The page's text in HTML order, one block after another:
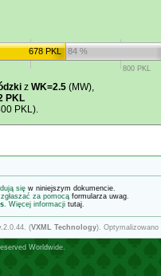
800 PKL
678 PKL 84 %
z WK=2.5(MW),
PKL
PKL).
się w niniejszym dokumencie.
za pomocą formularza uwag.
. Więcej informacji tutaj.
(VXML Technology). Optymalizowano
Worldwide.